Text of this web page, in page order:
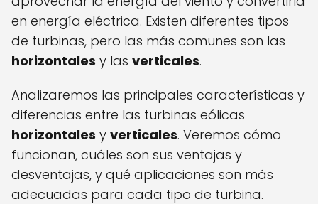
en energía eléctrica. Existen diferentes tipos
de turbinas, pero las más comunes son las
horizontales y las verticales.
Analizaremos las principales características y
diferencias entre las turbinas eólicas
horizontales y verticales. Veremos cómo
funcionan, cuáles son sus ventajas y
desventajas, y qué aplicaciones son más
adecuadas para cada tipo de turbina.